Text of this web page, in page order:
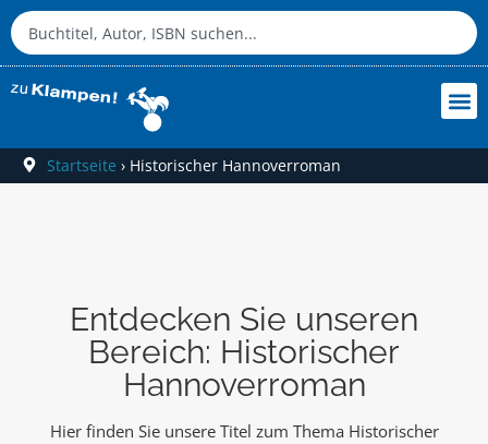
Startseite › Historischer Hannoverroman
Entdecken Sie unseren
Bereich: Historischer
Hannoverroman
Hier finden Sie unsere Titel zum Thema Historischer